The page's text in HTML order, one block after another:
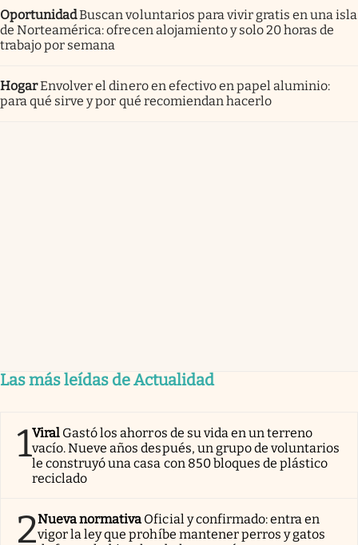
OportunidadBuscan voluntarios para vivir gratis en una isla
de Norteamérica: ofrecen alojamiento y solo 20 horas de
trabajo por semana
HogarEnvolver el dinero en efectivo en papel aluminio:
para qué sirve y por qué recomiendan hacerlo
Las más leídas de Actualidad
1Viral Gastó los ahorros de su vida en un terreno
vacío. Nueve años después, un grupo de voluntarios
le construyó una casa con 850 bloques de plástico
reciclado
2Nueva normativa Oficial y confirmado: entra en
vigor la ley que prohíbe mantener perros y gatos